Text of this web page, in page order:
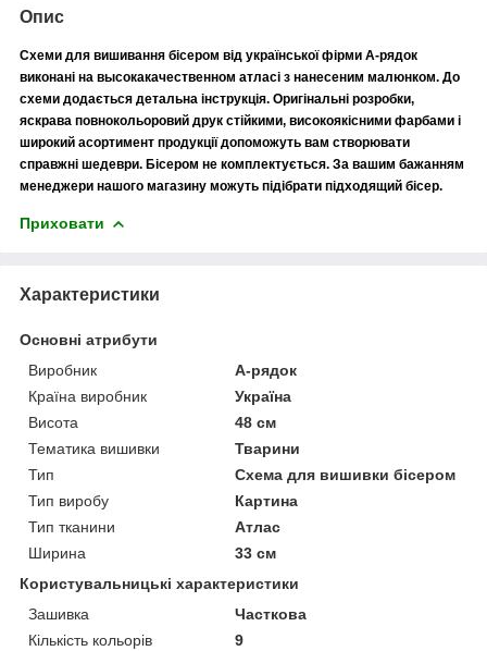
Опис
Схеми для вишивання бісером від української фірми А-рядок
виконані на высокакачественном атласі з нанесеним малюнком. До
схеми додається детальна інструкція. Оригінальні розробки,
яскрава повнокольоровий друк стійкими, високоякісними фарбами і
широкий асортимент продукції допоможуть вам створювати
справжні шедеври. Бісером не комплектується. За вашим бажанням
менеджери нашого магазину можуть підібрати підходящий бісер.
Приховати
Характеристики
Основні атрибути
Виробник
А-рядок
Країна виробник
Україна
Висота
48 см
Тематика вишивки
Тварини
Тип
Схема для вишивки бісером
Тип виробу
Картина
Тип тканини
Атлас
Ширина
33 см
Користувальницькі характеристики
Зашивка
Часткова
Кількість кольорів
9